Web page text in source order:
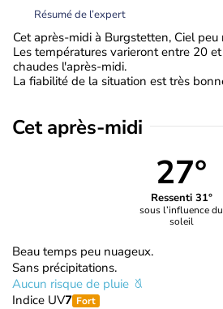
Résumé de l’expert
Cet après-midi à Burgstetten, Ciel peu
Les températures varieront entre 20
chaudes l'après-midi.
La fiabilité de la situation est très
Cet après-midi
27°
Ressenti 31°
sous l’influence du
soleil
Beau temps peu nuageux.
Sans précipitations.
Aucun risque de pluie
Indice UV7 Fort